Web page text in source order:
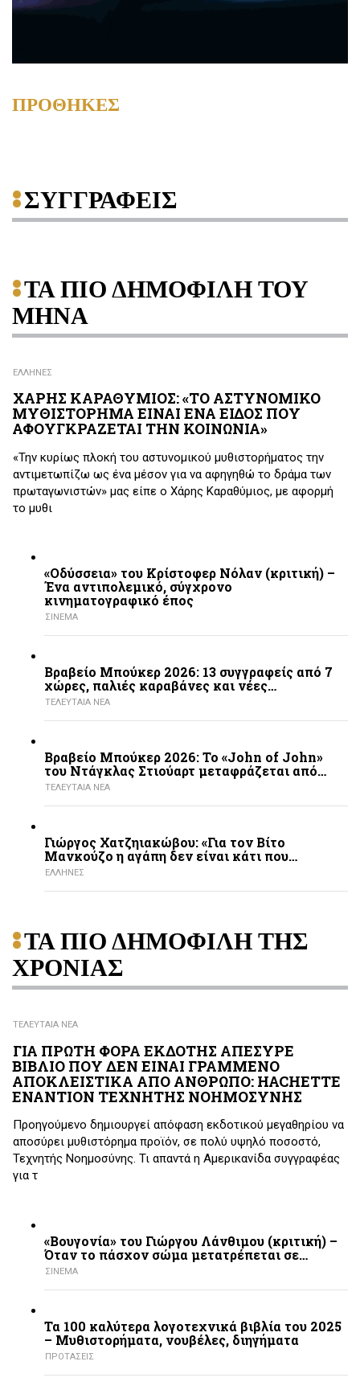
ΠΡΟΘΗΚΕΣ
ΣΥΓΓΡΑΦΕΙΣ
ΤΑ ΠΙΟ ΔΗΜΟΦΙΛΗ ΤΟΥ
ΜΗΝΑ
ΕΛΛΗΝΕΣ
ΧΑΡΗΣ ΚΑΡΑΘΥΜΙΟΣ: «ΤΟ ΑΣΤΥΝΟΜΙΚΟ
ΜΥΘΙΣΤΟΡΗΜΑ ΕΙΝΑΙ ΕΝΑ ΕΙΔΟΣ ΠΟΥ
ΑΦΟΥΓΚΡΑΖΕΤΑΙ ΤΗΝ ΚΟΙΝΩΝΙΑ»
«Την κυρίως πλοκή του αστυνομικού μυθιστορήματος την
αντιμετωπίζω ως ένα μέσον για να αφηγηθώ το δράμα των
πρωταγωνιστών» μας είπε ο Χάρης Καραθύμιος, με αφορμή
το μυθι
«Οδύσσεια» του Κρίστοφερ Νόλαν (κριτική) –
Ένα αντιπολεμικό, σύγχρονο
κινηματογραφικό έπος
ΣΙΝΕΜΑ
Βραβείο Μπούκερ 2026: 13 συγγραφείς από 7
χώρες, παλιές καραβάνες και νέες…
ΤΕΛΕΥΤΑΙΑ ΝΕΑ
Βραβείο Μπούκερ 2026: Το «John of John»
του Ντάγκλας Στιούαρτ μεταφράζεται από…
ΤΕΛΕΥΤΑΙΑ ΝΕΑ
Γιώργος Χατζηιακώβου: «Για τον Βίτο
Μανκούζο η αγάπη δεν είναι κάτι που…
ΕΛΛΗΝΕΣ
ΤΑ ΠΙΟ ΔΗΜΟΦΙΛΗ ΤΗΣ
ΧΡΟΝΙΑΣ
ΤΕΛΕΥΤΑΙΑ ΝΕΑ
ΓΙΑ ΠΡΩΤΗ ΦΟΡΑ ΕΚΔΟΤΗΣ ΑΠΕΣΥΡΕ
ΒΙΒΛΙΟ ΠΟΥ ΔΕΝ ΕΙΝΑΙ ΓΡΑΜΜΕΝΟ
ΑΠΟΚΛΕΙΣΤΙΚΑ ΑΠΟ ΑΝΘΡΩΠΟ: HACHETTE
ΕΝΑΝΤΙΟΝ ΤΕΧΝΗΤΗΣ ΝΟΗΜΟΣΥΝΗΣ
Προηγούμενο δημιουργεί απόφαση εκδοτικού μεγαθηρίου να
αποσύρει μυθιστόρημα προϊόν, σε πολύ υψηλό ποσοστό,
Τεχνητής Νοημοσύνης. Τι απαντά η Αμερικανίδα συγγραφέας
για τ
«Βουγονία» του Γιώργου Λάνθιμου (κριτική) –
Όταν το πάσχον σώμα μετατρέπεται σε…
ΣΙΝΕΜΑ
Τα 100 καλύτερα λογοτεχνικά βιβλία του 2025
– Mυθιστορήματα, νουβέλες, διηγήματα
ΠΡΟΤΑΣΕΙΣ